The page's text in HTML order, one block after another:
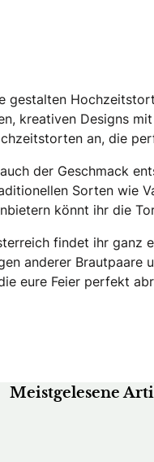
gestalten
kreativen Designs
an, die
der Geschmack
Sorten wie
könnt ihr die
findet ihr
anderer Brautpaare
eure Feier perfekt
Meistgelesene